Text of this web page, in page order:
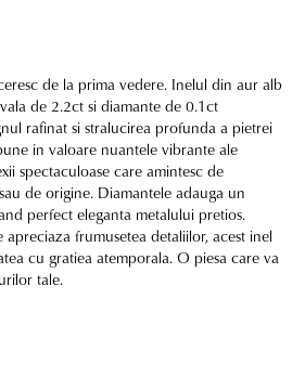
de la prima vedere. Inelul din aur alb
de 2.2ct si diamante de 0.1ct
rafinat si stralucirea profunda a pietrei
in valoare nuantele vibrante ale
spectaculoase care amintesc de
de origine. Diamantele adauga un
perfect eleganta metalului pretios.
frumusetea detaliilor, acest inel
cu gratiea atemporala. O piesa care va
tale.